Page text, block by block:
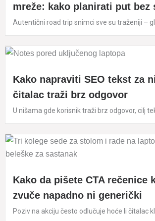
mreže: kako planirati put bez
Autentični road trip snimci sve su traženiji –
Kako napraviti SEO tekst za
čitalac traži brz odgovor
U nišama gde korisnik traži brz odgovor, cilj
Kako da pišete CTA rečenice
zvuče napadno ni generički
Poziv na akciju često odlučuje hoće li čitalac